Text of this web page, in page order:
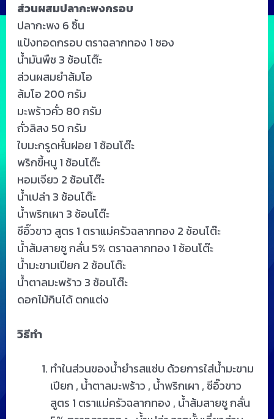
ส่วนผสมปลากะพงกรอบ
ปลากะพง 6 ชิ้น
แป้งทอดกรอบ ตราฉลากทอง 1 ซอง
น้ำมันพืช 3 ช้อนโต๊ะ
ส่วนผสมยำส้มโอ
ส้มโอ 200 กรัม
มะพร้าวคั่ว 80 กรัม
ถั่วลิสง 50 กรัม
ใบมะกรูดหั่นฝอย 1 ช้อนโต๊ะ
พริกขี้หนู 1 ช้อนโต๊ะ
หอมเจียว 2 ช้อนโต๊ะ
น้ำเปล่า 3 ช้อนโต๊ะ
น้ำพริกเผา 3 ช้อนโต๊ะ
ซีอิ๊วขาว สูตร 1 ตราแม่ครัวฉลากทอง 2 ช้อนโต๊ะ
น้ำส้มสายชู กลั่น 5% ตราฉลากทอง 1 ช้อนโต๊ะ
น้ำมะขามเปียก 2 ช้อนโต๊ะ
น้ำตาลมะพร้าว 3 ช้อนโต๊ะ
ดอกไม้กินได้ ตกแต่ง
วิธีทำ
ทำในส่วนของน้ำยำรสแซ่บ ด้วยการใส่น้ำมะขาม
เปียก , น้ำตาลมะพร้าว , น้ำพริกเผา , ซีอิ๊วขาว
สูตร 1 ตราแม่ครัวฉลากทอง , น้ำส้มสายชู กลั่น